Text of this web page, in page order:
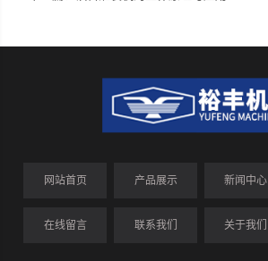
网站首页 产品展示 新闻中心
在线留言 联系我们 关于我们